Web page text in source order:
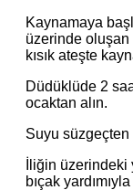
Kaynamaya
üzerinde oluşan
kısık ateşte
Düdüklüde 2
ocaktan alın.
Suyu süzgeçten
İliğin
bıçak